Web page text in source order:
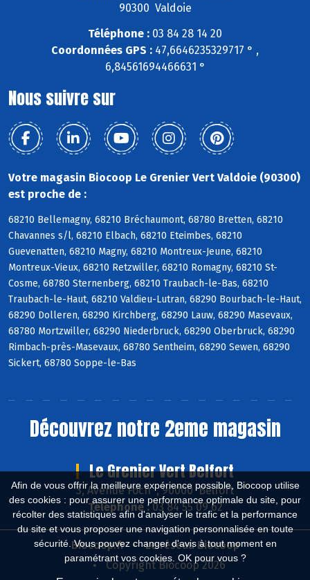
Afin de vous offrir la meilleure expérience possible, Biocoop utilise
des cookies : pour assurer une performance optimale du site, pour
récolter des statistiques afin d'analyser le trafic et la performance
du site et vous proposer une navigation personnalisée en toute
sécurité. Vous pouvez changer d'avis à tout moment en
paramétrant vos cookies. OK pour vous ?
90300 Valdoie
Téléphone : 03 84 28 14 20
Coordonnées GPS : 47,6646235329717 ° ,
6,84561694466631 °
Nous suivre sur
Votre magasin Biocoop Le Grenier Vert Valdoie (90300)
est proche de :
68210 Bellemagny, 68210 Bréchaumont, 68780 Bretten, 68210
Chavannes s/l, 68210 Elbach, 68210 Eteimbes, 68210
Guevenatten, 68210 Magny, 68210 Montreux-Jeune, 68210
Montreux-Vieux, 68210 Retzwiller, 68210 Romagny, 68210 St-
Cosme, 68780 Sternenberg, 68210 Traubach-le-Bas, 68210
Traubach-le-Haut, 68210 Valdieu-Lutran, 68290 Bourbach-le-Haut,
68290 Dolleren, 68290 Kirchberg, 68290 Lauw, 68290 Masevaux,
68780 Mortzwiller, 68290 Niederbruck, 68290 Oberbruck, 68290
Rimbach-près-Masevaux, 68780 Sentheim, 68290 Sewen, 68290
Sickert, 68780 Soppe-le-Bas
Découvrez notre 2eme magasin
Le Grenier Vert Belfort
3, Avenue Foch , 90000 Belfort
Téléphone :03 84 55 09 62
Biocoop.fr
Le réseau Biocoop
Copyright Biocoop 2026